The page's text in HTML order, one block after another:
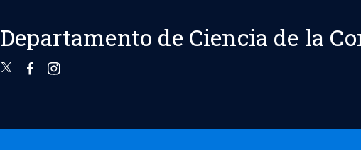
Departamento de Ciencia de la